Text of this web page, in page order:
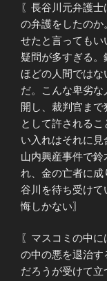
〖長谷川元弁護
の弁護をしたの
せたと言ってもい
疑問が多すぎる
ほどの人間では
だ。こんな卑劣
開し、裁判官ま
として許される
い入れはそれに
山内興産事件で
れ、金の亡者に
谷川を待ち受け
悔しかない〗
〖マスコミの中
の中の悪を退治す
だろうが受けて